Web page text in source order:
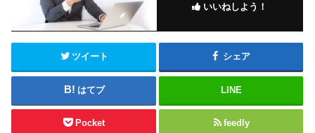
いいねしよう！
ツイート シェア
はてブ LINE
Pocket feedly